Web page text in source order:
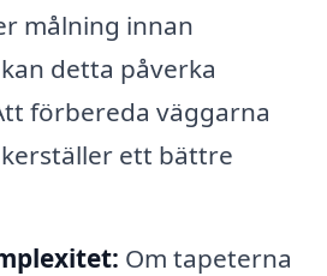
målning innan
detta påverka
förbereda väggarna
ett bättre
Om tapeterna